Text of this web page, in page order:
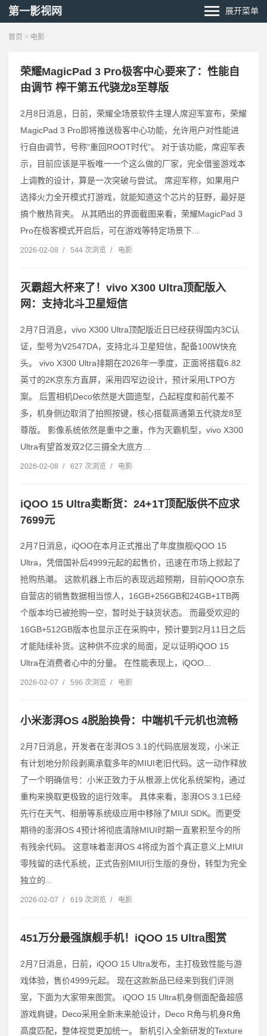
第一影视网 展开菜单
首页 > 电影
荣耀MagicPad 3 Pro极客中心要来了：性能自
由调节 榨干第五代骁龙8至尊版
2月8日消息，日前，荣耀全场景软件主理人席迎军宣布，荣耀
MagicPad 3 Pro即将推送极客中心功能，允许用户对性能进
行自由调节，号称“重回ROOT时代”。 对于该功能，席迎军表
示，目前应该是平板唯一一个这么做的厂家，完全借鉴游戏本
上调教的设计，算是一次突破与尝试。 席迎军称，如果用户
选择火力全开模式打游戏，就能知道这个芯片的狂野，最好是
搞个散热背夹。 从其晒出的界面截图来看，荣耀MagicPad 3
Pro在极客模式开启后，可在游戏等特定场景下...
2026-02-08 / 544 次浏览 / 电影
灭霸超大杯来了！vivo X300 Ultra顶配版入
网：支持北斗卫星短信
2月7日消息，vivo X300 Ultra顶配版近日已经获得国内3C认
证，型号为V2547DA，支持北斗卫星短信，配备100W快充
头。 vivo X300 Ultra排期在2026年一季度，正面将搭载6.82
英寸的2K京东方直屏，采用四窄边设计，预计采用LTPO方
案。 后置相机Deco依然是大圆造型，凸起程度和前代差不
多，机身侧边取消了拍照按键，核心搭载高通第五代骁龙8至
尊版。 影像系统依然是重中之重，作为灭霸机型，vivo X300
Ultra有望首发双2亿三摄全大底方...
2026-02-08 / 627 次浏览 / 电影
iQOO 15 Ultra卖断货：24+1T顶配版供不应求
7699元
2月7日消息，iQOO在本月正式推出了年度旗舰iQOO 15
Ultra，凭借国补后4999元起的起售价，迅速在市场上掀起了
抢购热潮。 这款机器上市后的表现远超预期，目前iQOO京东
自营店的销售数据相当惊人，16GB+256GB和24GB+1TB两
个版本均已被抢购一空，暂时处于缺货状态。 而最受欢迎的
16GB+512GB版本也显示正在采购中，预计要到2月11日之后
才能陆续补货。这种供不应求的局面，足以证明iQOO 15
Ultra在消费者心中的分量。 在性能表现上，iQOO...
2026-02-07 / 596 次浏览 / 电影
小米澎湃OS 4脱胎换骨：中端机千元机也流畅
2月7日消息，开发者在澎湃OS 3.1的代码底层发现，小米正
有计划地分阶段剥离承载多年的MIUI老旧代码。这一动作释放
了一个明确信号：小米正致力于从根源上优化系统架构，通过
重构来换取更极致的运行效率。 具体来看，澎湃OS 3.1已经
先行在天气、相册等系统级应用中移除了MIUI SDK。而更受
期待的澎湃OS 4预计将彻底清除MIUI时期一直累积至今的所
有残余代码。 这意味着澎湃OS 4将成为首个真正意义上MIUI
零残留的迭代系统，正式告别MIUI衍生版的身份，转型为完全
独立的...
2026-02-07 / 619 次浏览 / 电影
451万分最强旗舰手机！iQOO 15 Ultra图赏
2月7日消息，日前，iQOO 15 Ultra发布，主打极致性能与游
戏体验，售价4999元起。 现在这款新品已经来到我们评测
室，下面为大家带来图赏。 iQOO 15 Ultra机身侧面配备超感
游戏肩键，Deco采用全新未来舱设计，Deco R角与机身R角
高度匹配，整体视觉更加统一。 新机引入全新研发的Texture